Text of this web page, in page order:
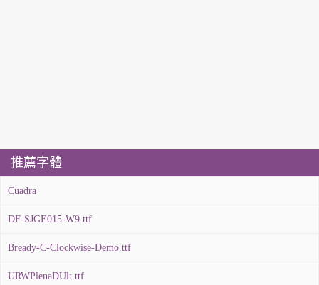
推薦字體
Cuadra
DF-SJGE015-W9.ttf
Bready-C-Clockwise-Demo.ttf
URWPlenaDUlt.ttf